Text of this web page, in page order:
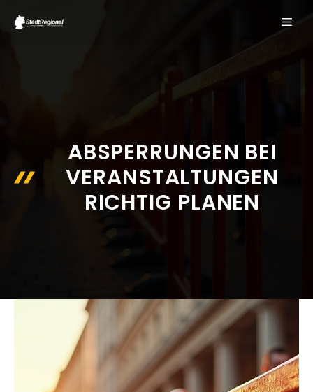
Inhalt
ABSPERRUNGEN BEI
VERANSTALTUNGEN
RICHTIG PLANEN